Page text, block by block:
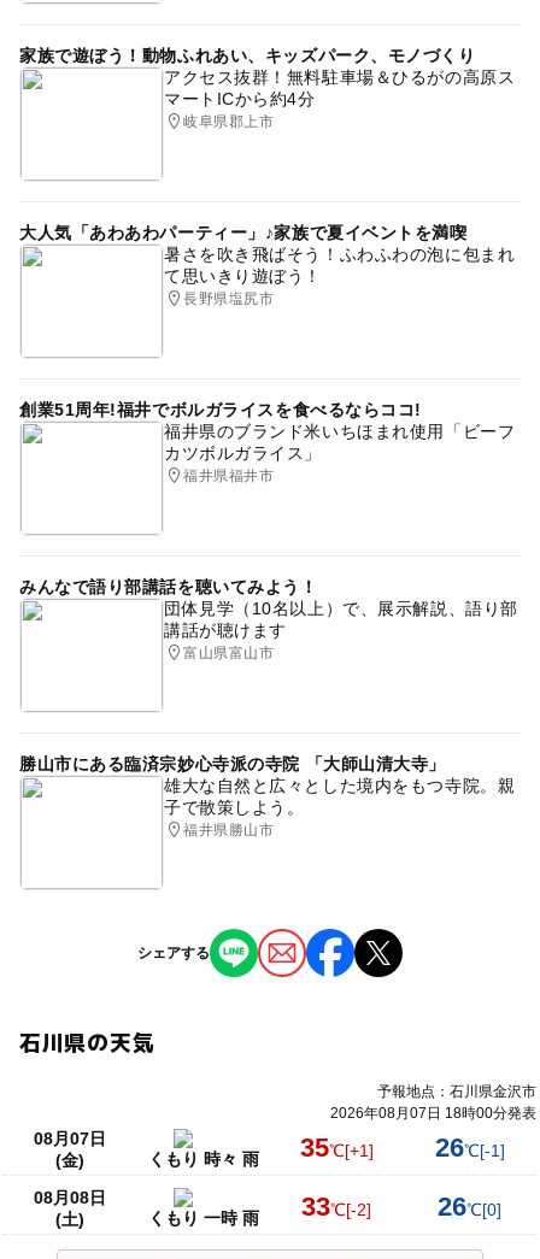
家族で遊ぼう！動物ふれあい、キッズパーク、モノづくり
アクセス抜群！無料駐車場＆ひるがの高原ス
マートICから約4分
岐阜県郡上市
大人気「あわあわパーティー」♪家族で夏イベントを満喫
暑さを吹き飛ばそう！ふわふわの泡に包まれ
て思いきり遊ぼう！
長野県塩尻市
創業51周年!福井でボルガライスを食べるならココ!
福井県のブランド米いちほまれ使用「ビーフ
カツボルガライス」
福井県福井市
みんなで語り部講話を聴いてみよう！
団体見学（10名以上）で、展示解説、語り部
講話が聴けます
富山県富山市
勝山市にある臨済宗妙心寺派の寺院 「大師山清大寺」
雄大な自然と広々とした境内をもつ寺院。親
子で散策しよう。
福井県勝山市
シェアする
石川県の天気
予報地点：石川県金沢市
2026年08月07日 18時00分発表
08月07日
(金)
くもり 時々 雨 35℃[+1] 26℃[-1]
08月08日
(土)
くもり 一時 雨 33℃[-2] 26℃[0]